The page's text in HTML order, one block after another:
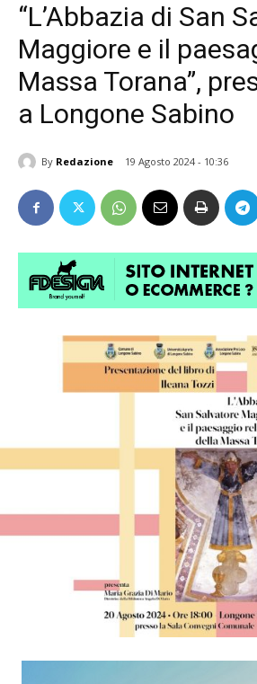
“L’Abbazia di San
Maggiore e il
Massa Torana”,
a Longone Sabino
By Redazione 19 Agosto 2024 - 10:36